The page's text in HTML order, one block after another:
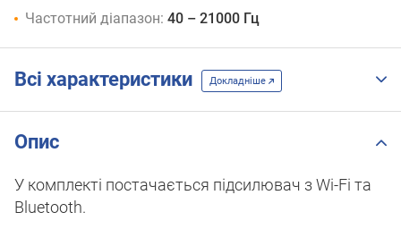
Частотний діапазон: 40 – 21000 Гц
Всі характеристики Докладніше
Опис
У комплекті постачається підсилювач з Wi-Fi та
Bluetooth.